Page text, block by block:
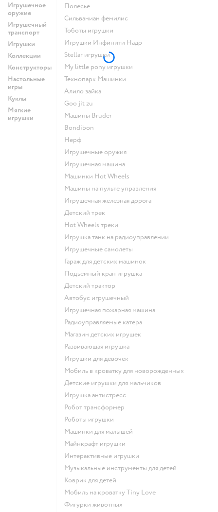
Игрушечное
оружие
Игрушечный
транспорт
Игрушки
Коллекции
Конструкторы
Настольные
игры
Куклы
Мягкие
игрушки
Полесье
Сильваниан фемилис
Тоботы игрушки
Игрушки Инфинити Надо
Stellar игрушки
my little pony игрушки
Технопарк Машинки
Алило зайка
Goo jit zu
Машины Bruder
Bondibon
Нерф
Игрушечные оружия
Игрушечная машина
Машинки Hot Wheels
Машины на пульте управления
Игрушечная железная дорога
Детский трек
Hot Wheels треки
Игрушка танк на радиоуправлении
Игрушечные самолеты
Гараж для детских машинок
Подъемный кран игрушка
Детский трактор
Автобус игрушечный
Игрушечная пожарная машина
Радиоуправляемые катера
Магазин детских игрушек
Развивающая игрушка
Игрушки для девочек
Мобиль в кроватку для новорожденных
Детские игрушки для мальчиков
Игрушка антистресс
Робот трансформер
Роботы игрушки
Машинки для малышей
Майнкрафт игрушки
Интерактивные игрушки
Музыкальные инструменты для детей
Коврик для детей
Мобиль на кроватку Tiny Love
Фигурки животных